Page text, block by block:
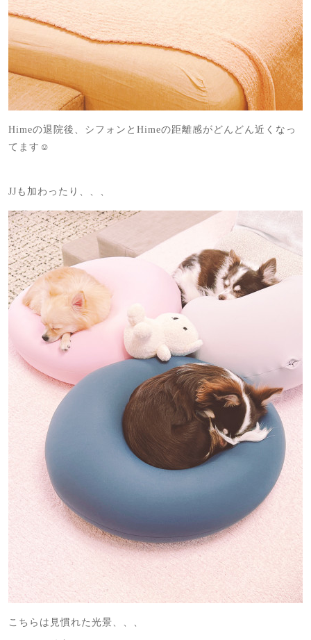
Himeの退院後、シフォンとHimeの距離感がどんどん近くなっ
てます☺️
JJも加わったり、、、
こちらは見慣れた光景、、、